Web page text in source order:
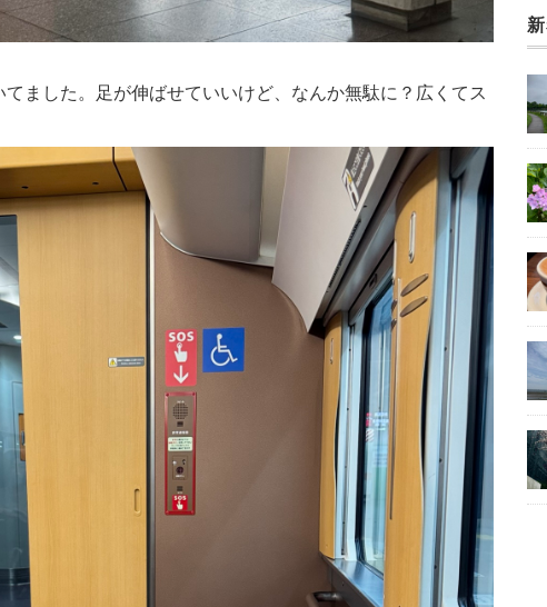
ました。足が伸ばせていいけど、なんか無駄に？広くてス